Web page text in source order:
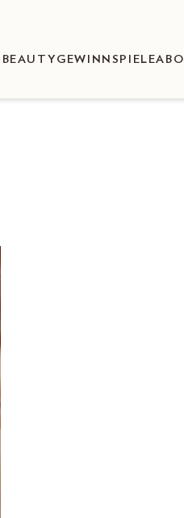
BEAUTY GEWINNSPIELEABO